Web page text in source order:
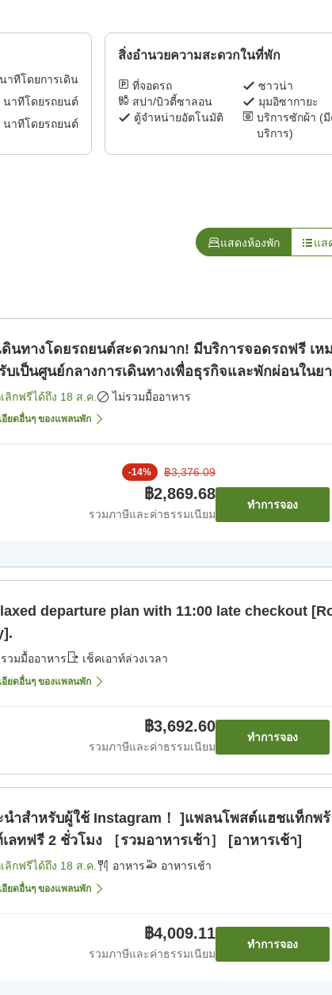
าทีโดยการเดิน
นาทีโดยรถยนต์
นาทีโดยรถยนต์
สิ่งอำนวยความสะดวกในที่พัก
ที่จอดรถ
ซาวน่า
สปา/บิวตี้ซาลอน
มุมอิซากายะ
ตู้จำหน่ายอัตโนมัติ
บริการซักผ้า (
บริการ)
แสดงห้องพัก แส
ดินทางโดยรถยนต์สะดวกมาก! มีบริการจอดรถฟรี เห
บเป็นศูนย์กลางการเดินทางเพื่อธุรกิจและพักผ่อนในย
เฉพาะห้องพัก]
ลิกฟรีได้ถึง 18 ส.ค. ไม่รวมมื้ออาหาร
อียดอื่นๆ ของแพลนพัก
-14% ฿3,376.09
฿2,869.68
รวมภาษีและค่าธรรมเนียม
ทำการจอง
departure plan with 11:00 late checkout
วมมื้ออาหาร เช็คเอาท์ล่วงเวลา
อียดอื่นๆ ของแพลนพัก
฿3,692.60
รวมภาษีและค่าธรรมเนียม
ทำการจอง
นำสำหรับผู้ใช้ Instagram！ ]แพลนโพสต์แฮชแท็กพ
เลทฟรี 2 ชั่วโมง ［รวมอาหารเช้า］ [อาหารเช้า]
ลิกฟรีได้ถึง 18 ส.ค. อาหาร อาหารเช้า
อียดอื่นๆ ของแพลนพัก
฿4,009.11
รวมภาษีและค่าธรรมเนียม
ทำการจอง